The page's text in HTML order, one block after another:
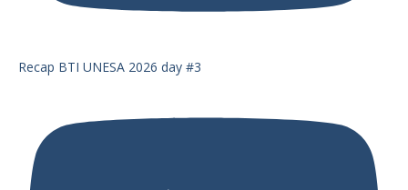
Recap BTI UNESA 2026 day #3